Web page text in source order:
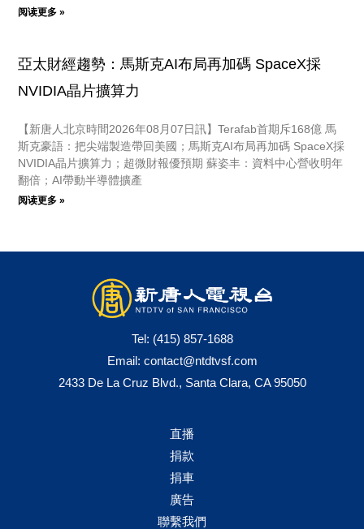
阅读更多 »
亞太財經趨勢：馬斯克AI布局再加碼 SpaceX採
NVIDIA晶片擴算力
【新唐人北京時間2026年08月07日訊】Terafab首期斥168億 馬
斯克豪語：把尖端製造帶回美國；馬斯克AI布局再加碼 SpaceX採
NVIDIA晶片擴算力；超微財報優預期 蘇姿丰：資料中心營收明年
翻倍；AI帶動半導體擴產
阅读更多 »
Tel: (415) 857-1688
Email: contact@ntdtvsf.com
2433 De La Cruz Blvd., Santa Clara, CA 95050
直播
捐款
捐車
廣告
聯繫我們